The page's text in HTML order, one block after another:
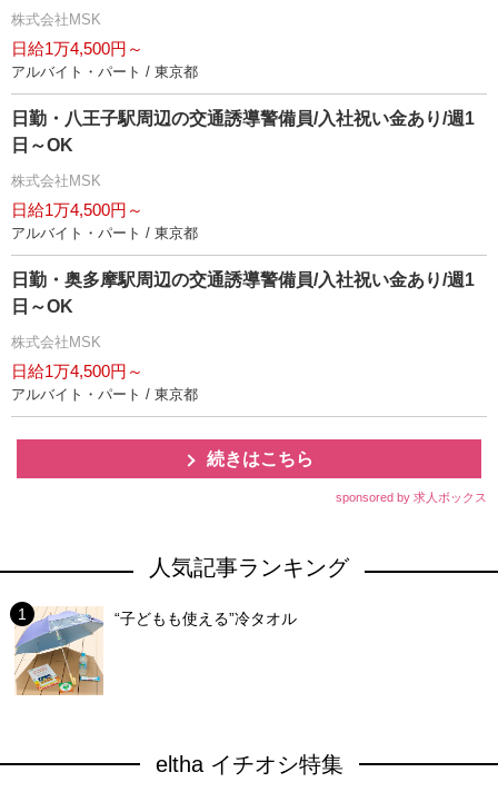
株式会社MSK
日給1万4,500円～
アルバイト・パート / 東京都
日勤・八王子駅周辺の交通誘導警備員/入社祝い金あり/週1
日～OK
株式会社MSK
日給1万4,500円～
アルバイト・パート / 東京都
日勤・奥多摩駅周辺の交通誘導警備員/入社祝い金あり/週1
日～OK
株式会社MSK
日給1万4,500円～
アルバイト・パート / 東京都
続きはこちら
sponsored by 求人ボックス
人気記事ランキング
“子どもも使える”冷タオル
eltha イチオシ特集